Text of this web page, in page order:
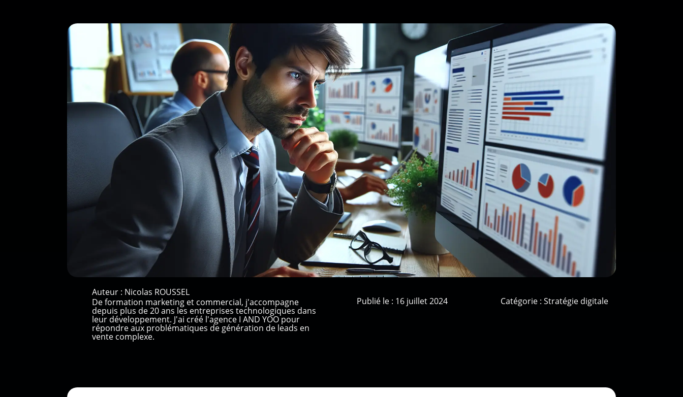
Auteur : Nicolas ROUSSEL
De formation marketing et commercial, j'accompagne
depuis plus de 20 ans les entreprises technologiques dans
leur développement. J'ai créé l'agence I AND YOO pour
répondre aux problématiques de génération de leads en
vente complexe.
Publié le : 16 juillet 2024 Catégorie :Stratégie digitale